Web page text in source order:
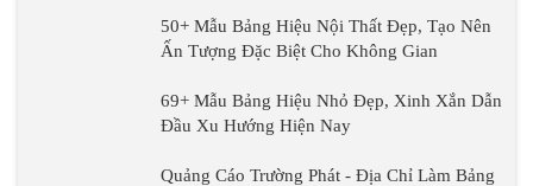
50+ Mẫu Bảng Hiệu Nội Thất Đẹp, Tạo Nên
Ấn Tượng Đặc Biệt Cho Không Gian
69+ Mẫu Bảng Hiệu Nhỏ Đẹp, Xinh Xắn Dẫn
Đầu Xu Hướng Hiện Nay
Quảng Cáo Trường Phát - Địa Chỉ Làm Bảng